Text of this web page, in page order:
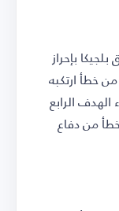
بإحراز
57، مستفيدًا من خطأ ارتكبه
الرابع
بعد خطأ من دفاع